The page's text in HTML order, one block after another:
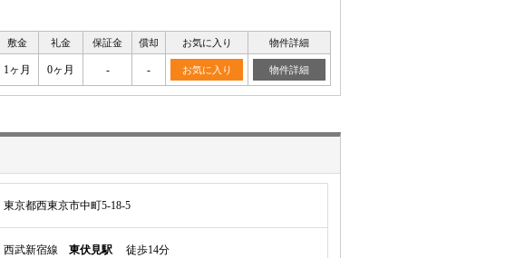
敷金 礼金 保証金 償却 お気に入り 物件詳細
1ヶ月 0ヶ月 - - お気に入り 物件詳細
東京都西東京市中町5-18-5
西武新宿線 東伏見駅 徒歩14分